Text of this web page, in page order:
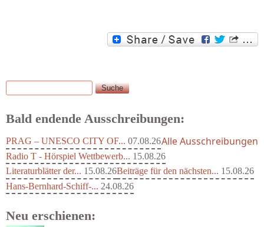
Suchformular
Suche
Bald endende Ausschreibungen:
PRAG – UNESCO CITY OF... 07.08.26
Radio T - Hörspiel Wettbewerb... 15.08.26
Literaturblätter der... 15.08.26Beiträge für den nächsten... 15.08.26
Hans-Bernhard-Schiff-... 24.08.26
Alle Ausschreibungen
Neu erschienen: